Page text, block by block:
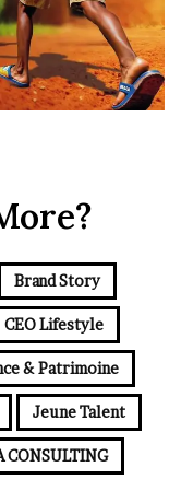
Brand Story
CEO Lifestyle
& Patrimoine
Jeune Talent
CONSULTING